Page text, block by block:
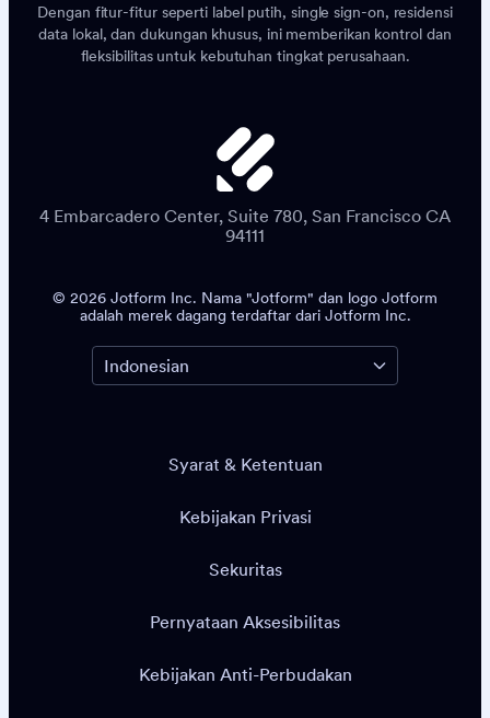
Dengan fitur-fitur seperti label putih, single sign-on, residensi
data lokal, dan dukungan khusus, ini memberikan kontrol dan
fleksibilitas untuk kebutuhan tingkat perusahaan.
4 Embarcadero Center, Suite 780, San Francisco CA
94111
© 2026 Jotform Inc. Nama "Jotform" dan logo Jotform
adalah merek dagang terdaftar dari Jotform Inc.
Syarat & Ketentuan
Kebijakan Privasi
Sekuritas
Pernyataan Aksesibilitas
Kebijakan Anti-Perbudakan